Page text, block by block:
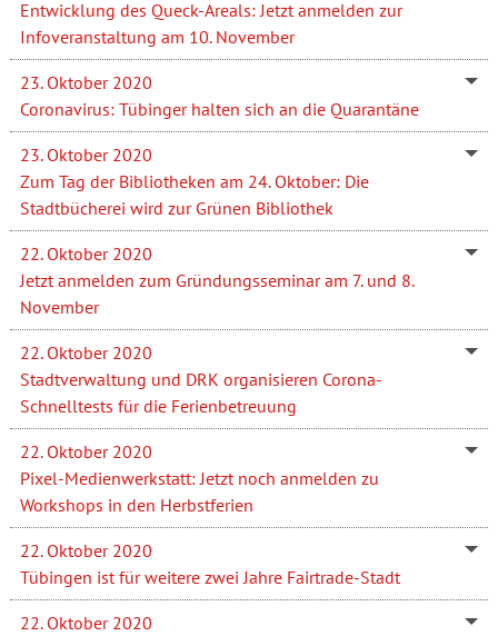
Entwicklung des Queck-Areals: Jetzt anmelden zur
Infoveranstaltung am 10. November
23. Oktober 2020
Coronavirus: Tübinger halten sich an die Quarantäne
23. Oktober 2020
Zum Tag der Bibliotheken am 24. Oktober: Die
Stadtbücherei wird zur Grünen Bibliothek
22. Oktober 2020
Jetzt anmelden zum Gründungsseminar am 7. und 8.
November
22. Oktober 2020
Stadtverwaltung und DRK organisieren Corona-
Schnelltests für die Ferienbetreuung
22. Oktober 2020
Pixel-Medienwerkstatt: Jetzt noch anmelden zu
Workshops in den Herbstferien
22. Oktober 2020
Tübingen ist für weitere zwei Jahre Fairtrade-Stadt
22. Oktober 2020